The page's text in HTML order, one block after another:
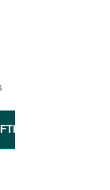
FTHG